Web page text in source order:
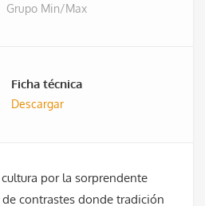
Grupo Min/Max
Ficha técnica
Descargar
por la sorprendente
de contrastes donde tradición